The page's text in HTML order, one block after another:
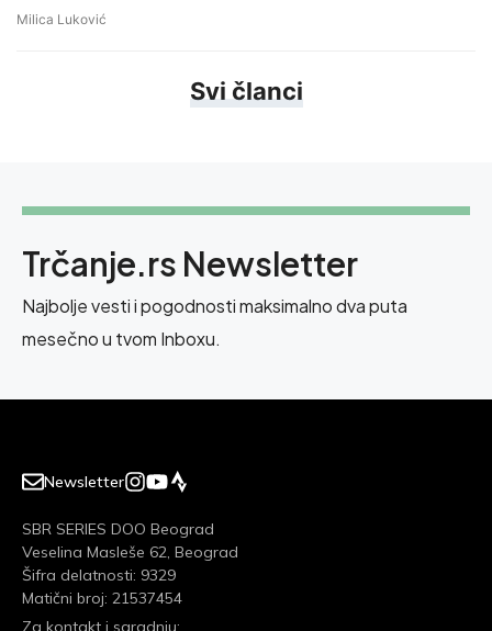
Milica Luković
Svi članci
Trčanje.rs Newsletter
Najbolje vesti i pogodnosti maksimalno dva puta
mesečno u tvom Inboxu.
Newsletter
SBR SERIES DOO Beograd
Veselina Masleše 62, Beograd
Šifra delatnosti: 9329
Matični broj: 21537454
Za kontakt i saradnju: